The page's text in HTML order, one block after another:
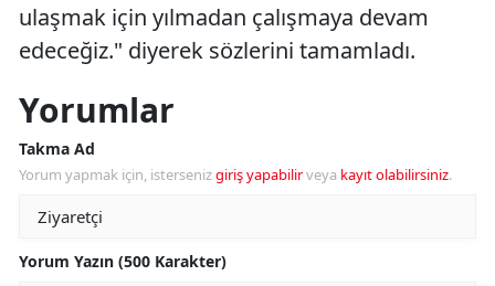
ulaşmak için yılmadan çalışmaya devam
edeceğiz." diyerek sözlerini tamamladı.
Yorumlar
Takma Ad
Yorum yapmak için, istersenizgiriş yapabilirveya kayıt olabilirsiniz.
Yorum Yazın (500 Karakter)